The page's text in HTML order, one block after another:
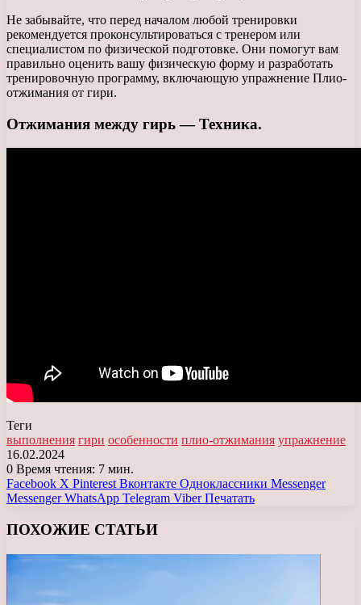
Не забывайте, что перед началом любой тренировки
рекомендуется проконсультироваться с тренером или
специалистом по физической подготовке. Они помогут вам
правильно оценить вашу физическую форму и разработать
тренировочную программу, включающую упражнение Плио-
отжимания от гири.
Отжимания между гирь — Техника.
Теги
выполнения гири особенности плио-отжимания упражнение
16.02.2024
0 Время чтения: 7 мин.
Facebook X Pinterest Вконтакте Одноклассники Messenger
Messenger WhatsApp Telegram Viber Печатать
ПОХОЖИЕ СТАТЬИ